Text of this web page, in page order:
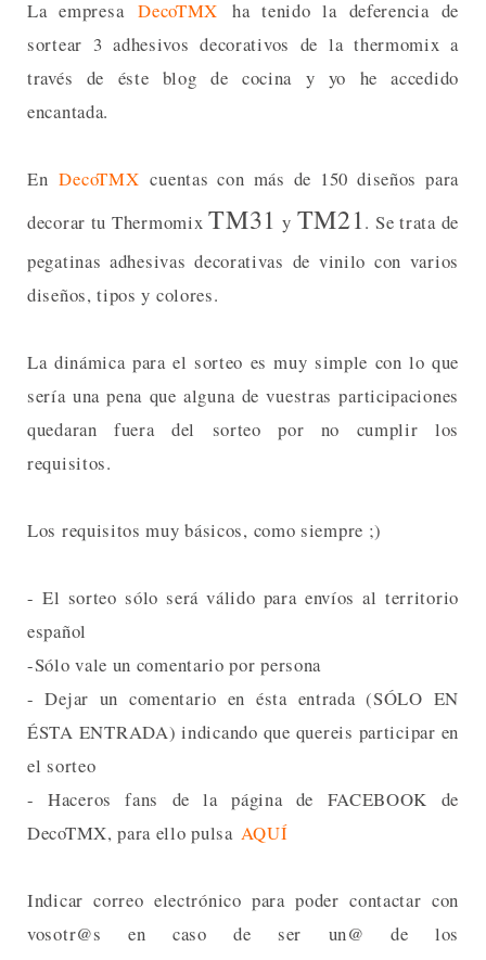
La empresaDecoTMX ha tenido la deferencia de
sortear 3 adhesivos decorativos de la thermomix a
través de éste blog de cocina y yo he accedido
encantada.
EnDecoTMX cuentas con más de 150 diseños para
decorar tu ThermomixTM31 y TM21. Se trata de
pegatinas adhesivas decorativas de vinilo con varios
diseños, tipos y colores.
La dinámica para el sorteo es muy simple con lo que
sería una pena que alguna de vuestras participaciones
quedaran fuera del sorteo por no cumplir los
requisitos.
Los requisitos muy básicos, como siempre ;)
- El sorteo sólo será válido para envíos al territorio
español
-Sólo vale un comentario por persona
- Dejar un comentario en ésta entrada (SÓLO EN
ÉSTA ENTRADA) indicando que quereis participar en
el sorteo
- Haceros fans de la página de FACEBOOK de
DecoTMX, para ello pulsa AQUÍ
Indicar correo electrónico para poder contactar con
vosotr@s en caso de ser un@ de los